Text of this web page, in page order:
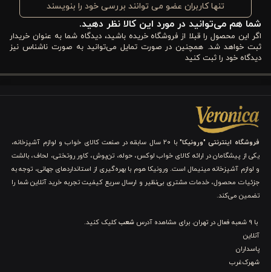
روزمره ایجاد می‌کند و شستشوی راحت با دمای ۳۰ درجه و استفاده از
پودر بدون آنزیم، نگهداری از آن را بسیار آسان می‌کند. سایر ویژگی
های آن عبارتند از:
اینروتختی از ۱۰۰٪ پنبه طبیعی
بی‌نظیری دارد و مناسب پوست حساس نوزادان است. استفاده از پارچه
پنبه ‌ای باعث تنفس بهتر پوست کودک و جلوگیری از تعریق بیش از
حد می‌شود و تجربه خواب آرام و راحتی را فراهم می‌آورد. بافت نرم و
طبیعی پارچه، باعث می‌شود کودک در تماس مستقیم با روتختی
احساس راحتی و آرامش کند. این ویژگی همچنین به دوام و کیفیت
بالای محصول کمک کرده و شست‌وشوی مکرر بدون کاهش نرمی پارچه
امکان‌پذیر است.
تنها کاربران عضو می توانند بررسی خود را بنویسند
شما هم می‌توانید در مورد این کالا نظر دهید.
اگر این محصول را قبلا از فروشگاه خریده باشید، دیدگاه شما به عنوان خریدار
ثبت خواهد شد. همچنین در صورت تمایل می‌توانید به صورت ناشناس نیز
دیدگاه خود را ثبت کنید
فروشگاه اینترنتی "ورونیکا"
با ۲۰ سال سابقه در صنعت کالای خواب و لوازم آشپزخانه،
یکی از پیشگامان در ارائه کالای خواب لوکس، حوله، تن‌پوش، کاور روتختی، لحاف، بالشت
و لوازم آشپزخانه مینیمال است. ورونیکا هوم با بهره‌گیری از استانداردهای جهانی، توجه به
جزئیات محصول، خدمات مشتری بی‌نظیر و ارسال سریع کیفیت تجربه خرید آنلاین شما را
تضمین می‌کند.
با 9 شعبه فعال در تهران. برای مشاهده آدرس شعبکلیک کنید.
آنلاین
پاسداران
شهرک‌غرب